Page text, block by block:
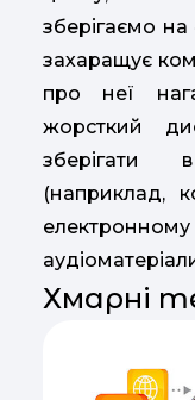
зберігаємо на
захаращує
про неї
жорсткий
зберігати
(наприклад,
Хмарні